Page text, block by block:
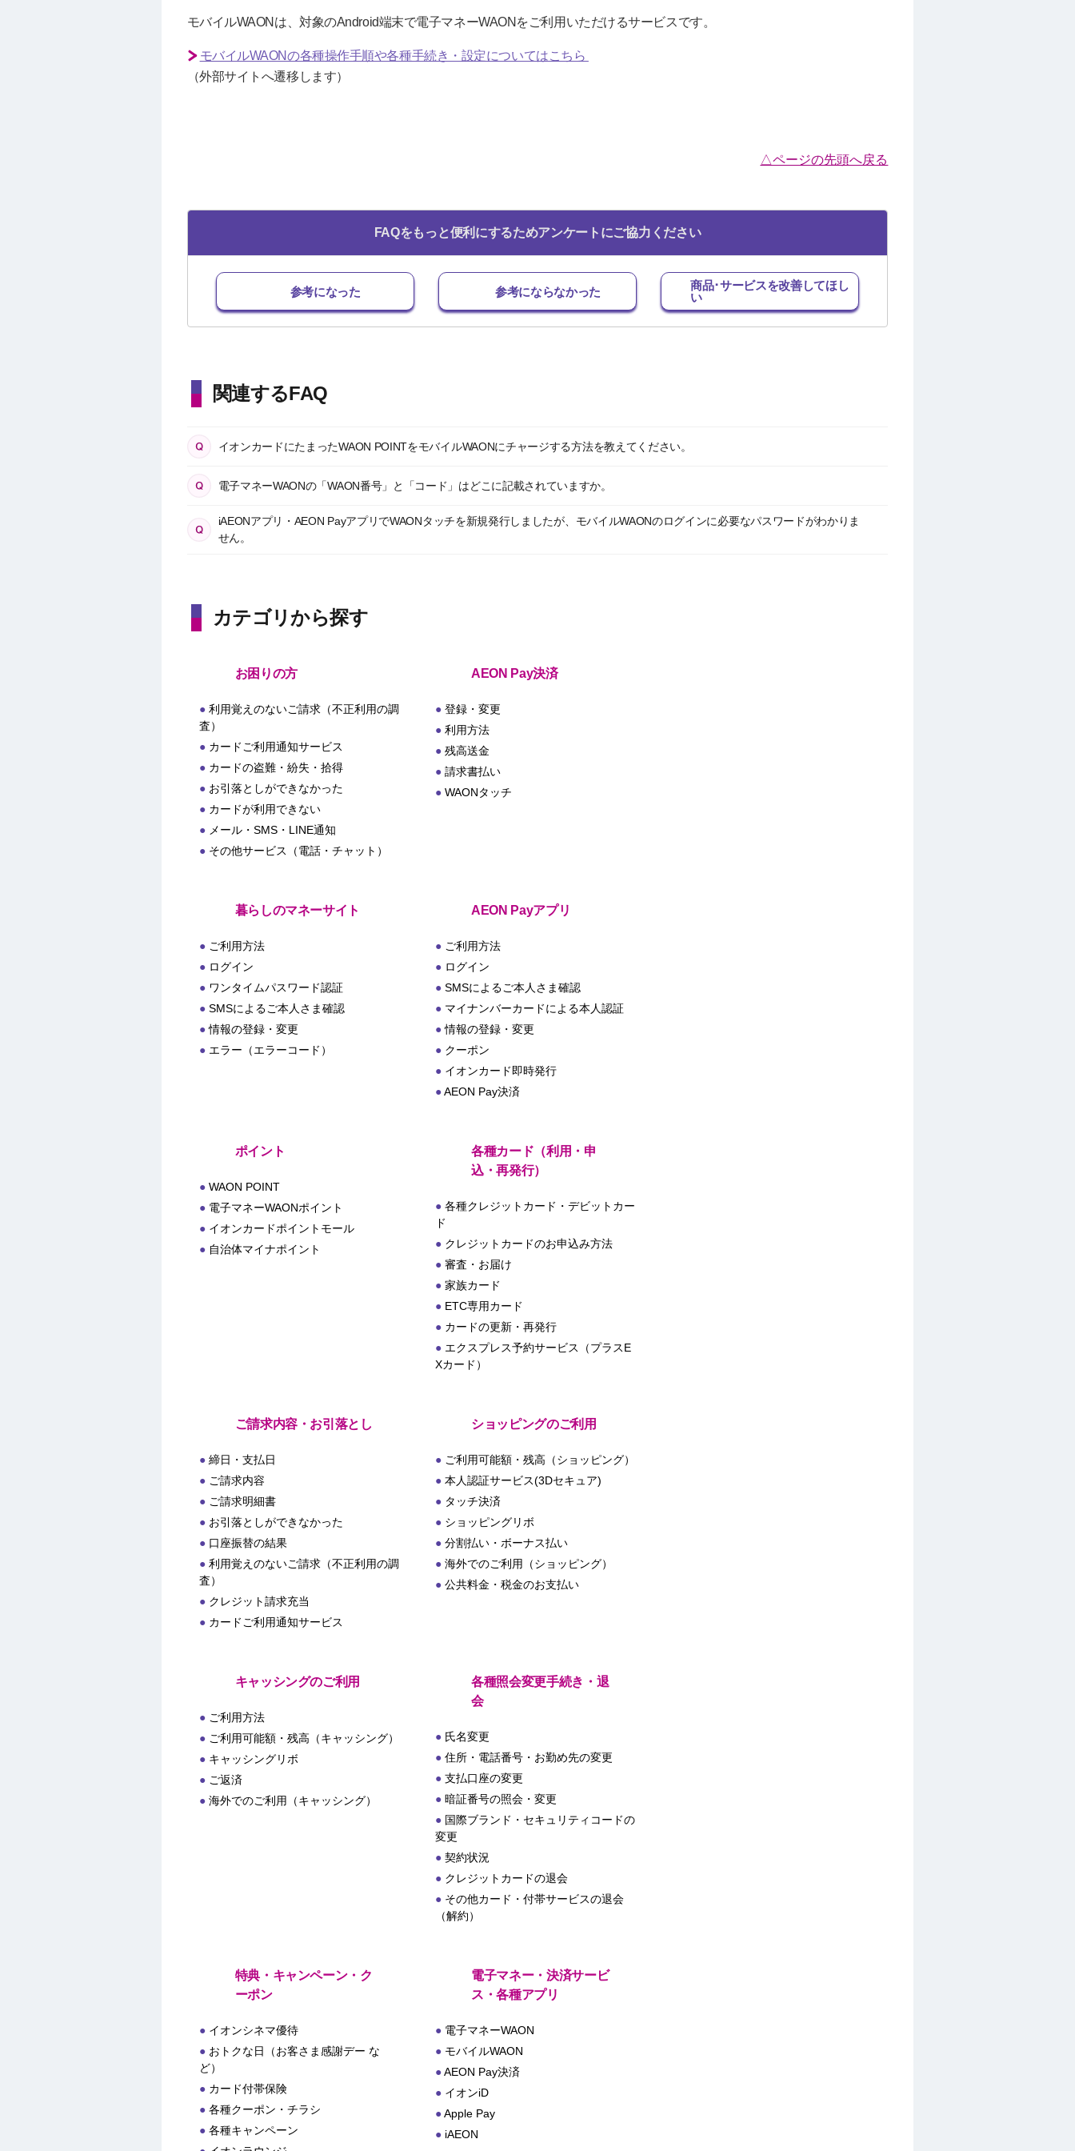
モバイルWAONは、対象のAndroid端末で電子マネーWAONをご利用いただけるサービスです。
モバイルWAONの各種操作手順や各種手続き・設定についてはこちら
（外部サイトへ遷移します）
△ページの先頭へ戻る
FAQをもっと便利にするためアンケートにご協力ください
参考になった 参考にならなかった
商品･サービスを改善してほし
い
関連するFAQ
イオンカードにたまったWAON POINTをモバイルWAONにチャージする方法を教えてください。
電子マネーWAONの「WAON番号」と「コード」はどこに記載されていますか。
iAEONアプリ・AEON PayアプリでWAONタッチを新規発行しましたが、モバイルWAONのログインに必要なパスワードがわかりま
せん。
カテゴリから探す
お困りの方
利用覚えのないご請求（不正利用の調
査）
カードご利用通知サービス
カードの盗難・紛失・拾得
お引落としができなかった
カードが利用できない
メール・SMS・LINE通知
その他サービス（電話・チャット）
AEON Pay決済
登録・変更
利用方法
残高送金
請求書払い
WAONタッチ
暮らしのマネーサイト
ご利用方法
ログイン
ワンタイムパスワード認証
SMSによるご本人さま確認
情報の登録・変更
エラー（エラーコード）
AEON Payアプリ
ご利用方法
ログイン
SMSによるご本人さま確認
マイナンバーカードによる本人認証
情報の登録・変更
クーポン
イオンカード即時発行
AEON Pay決済
ポイント
WAON POINT
電子マネーWAONポイント
イオンカードポイントモール
自治体マイナポイント
各種カード（利用・申
込・再発行）
各種クレジットカード・デビットカー
ド
クレジットカードのお申込み方法
審査・お届け
家族カード
ETC専用カード
カードの更新・再発行
エクスプレス予約サービス（プラスE
Xカード）
ご請求内容・お引落とし
締日・支払日
ご請求内容
ご請求明細書
お引落としができなかった
口座振替の結果
利用覚えのないご請求（不正利用の調
査）
クレジット請求充当
カードご利用通知サービス
ショッピングのご利用
ご利用可能額・残高（ショッピング）
本人認証サービス(3Dセキュア)
タッチ決済
ショッピングリボ
分割払い・ボーナス払い
海外でのご利用（ショッピング）
公共料金・税金のお支払い
キャッシングのご利用
ご利用方法
ご利用可能額・残高（キャッシング）
キャッシングリボ
ご返済
海外でのご利用（キャッシング）
各種照会変更手続き・退
会
氏名変更
住所・電話番号・お勤め先の変更
支払口座の変更
暗証番号の照会・変更
国際ブランド・セキュリティコードの
変更
契約状況
クレジットカードの退会
その他カード・付帯サービスの退会
（解約）
特典・キャンペーン・ク
ーポン
イオンシネマ優待
おトクな日（お客さま感謝デー な
ど）
カード付帯保険
各種クーポン・チラシ
各種キャンペーン
電子マネー・決済サービ
ス・各種アプリ
電子マネーWAON
モバイルWAON
AEON Pay決済
イオンiD
Apple Pay
iAEON